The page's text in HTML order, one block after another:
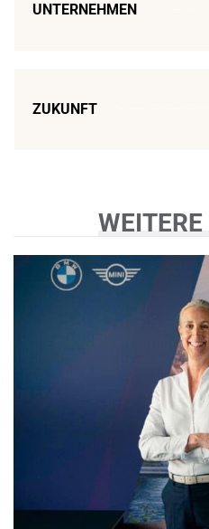
UNTERNEHMEN
ZUKUNFT
WEITERE